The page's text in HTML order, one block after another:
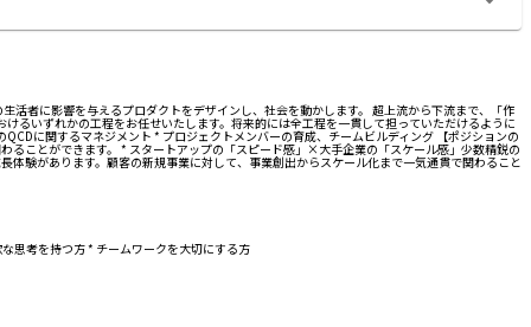
活者に影響を与えるプロダクトをデザインし、社会を動かします。 超上流から下流まで、「作
るいずれかの工程をお任せいたします。将来的には全工程を一貫して担っていただけるように
に関するマネジメント * プロジェクトメンバーの育成、チームビルディング 【ポジションの
ことができます。 * スタートアップの「スピード感」×大手企業の「スケール感」少数精鋭の
験があります。顧客の新規事業に対して、事業創出からスケール化まで一気通貫で関わること
思考を持つ方 * チームワークを大切にする方